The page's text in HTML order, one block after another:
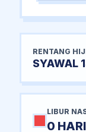
RENTANG
SYAWAL
LIBUR
0 HARI